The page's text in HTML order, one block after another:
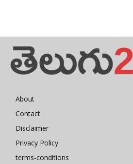
About
Contact
Disclaimer
Privacy Policy
terms-conditions